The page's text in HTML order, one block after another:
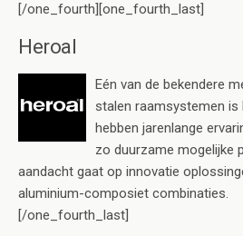
[/one_fourth][one_fourth_last]
Heroal
Eén van de bekendere
stalen raamsystemen is
hebben jarenlange
zo duurzame mogelijke
aandacht gaat op innovatie
aluminium-composiet combinaties.
[/one_fourth_last]